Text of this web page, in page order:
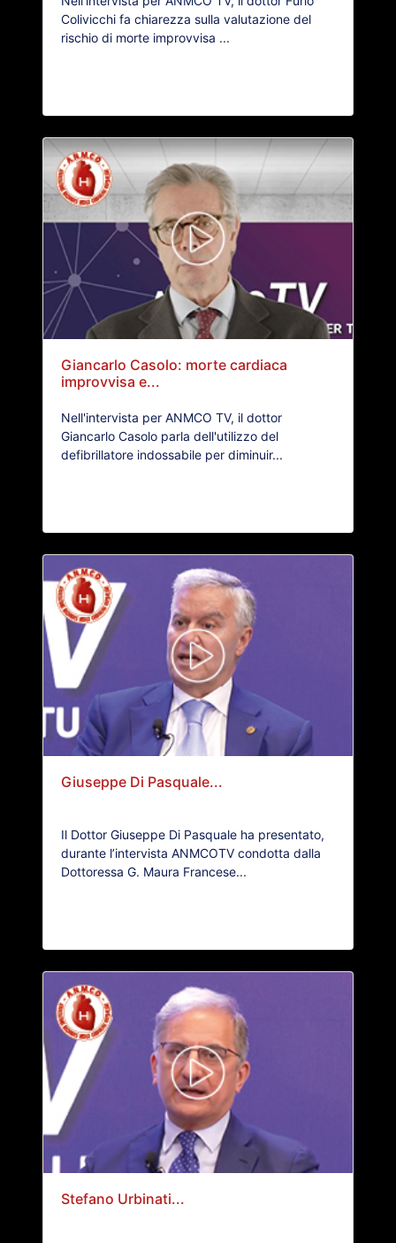
Colivicchi fa chiarezza sulla valutazione del
rischio di morte improvvisa ...
Giancarlo Casolo: morte cardiaca
improvvisa e...
Nell'intervista per ANMCO TV, il dottor
Giancarlo Casolo parla dell'utilizzo del
defibrillatore indossabile per diminuir...
Giuseppe Di Pasquale...
Il Dottor Giuseppe Di Pasquale ha presentato,
durante l’intervista ANMCOTV condotta dalla
Dottoressa G. Maura Francese...
Stefano Urbinati...